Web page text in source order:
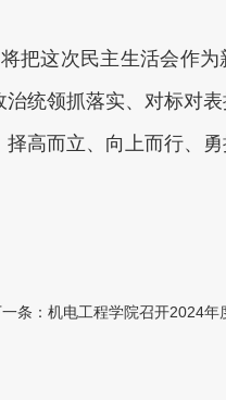
把这次民主生活会作
统领抓落实、对标对表
高而立、向上而行、
条： 机电工程学院召开2024年